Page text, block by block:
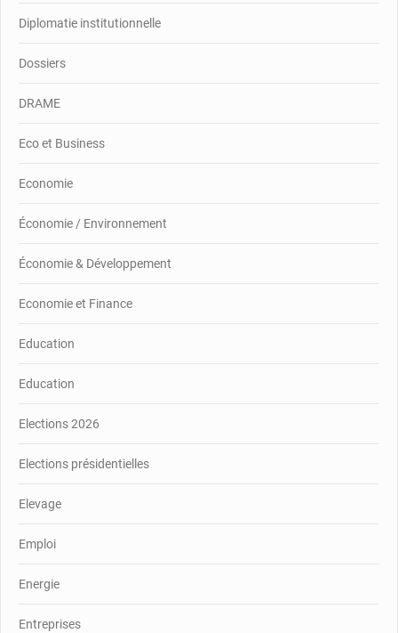
Diplomatie institutionnelle
Dossiers
DRAME
Eco et Business
Economie
Économie / Environnement
Économie & Développement
Economie et Finance
Education
Education
Elections 2026
Elections présidentielles
Elevage
Emploi
Energie
Entreprises